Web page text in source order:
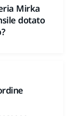
Mirka
dotato